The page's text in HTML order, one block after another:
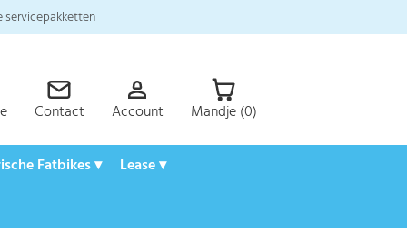
servicepakketten
Contact Account Mandje (0)
Fatbikes ▾ Lease ▾